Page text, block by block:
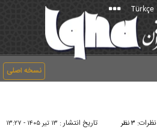
Türkçe
نسخه اصلی
۳ نظر تاریخ انتشار : ۱۳ تير ۱۴۰۵ - ۱۳:۲۷